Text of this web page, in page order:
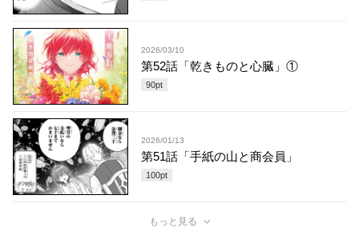
2026/03/10
第52話「乾きものと心臓」①
90pt
2026/01/13
第51話「手紙の山と商会員」
100pt
もっと見る